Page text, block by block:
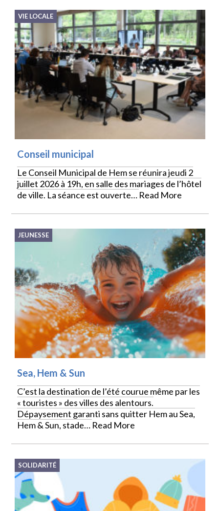
VIE LOCALE
Conseil municipal
Le Conseil Municipal de Hem se réunira jeudi 2
juillet 2026 à 19h, en salle des mariages de l’hôtel
de ville. La séance est ouverte… Read More
JEUNESSE
Sea, Hem & Sun
C’est la destination de l’été courue même par les
« touristes » des villes des alentours.
Dépaysement garanti sans quitter Hem au Sea,
Hem & Sun, stade… Read More
SOLIDARITÉ